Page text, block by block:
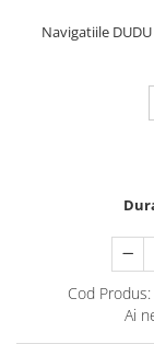
Navigatiile
Cod Produs:
Ai